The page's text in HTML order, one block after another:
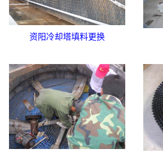
资阳冷却塔填料更换